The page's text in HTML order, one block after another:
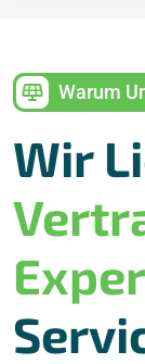
Warum
Wir